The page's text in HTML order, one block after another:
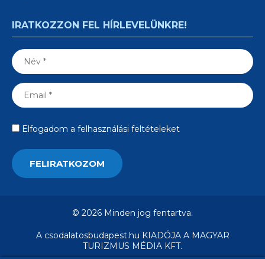
IRATKOZZON FEL HÍRLEVELÜNKRE!
Elfogadom a felhasználási feltételeket
© 2026 Minden jog fentartva.
A csodalatosbudapest.hu KIADÓJA A MAGYAR
TURIZMUS MÉDIA KFT.